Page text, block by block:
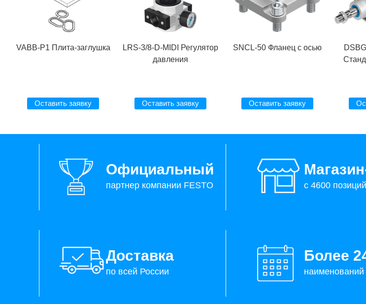
VABB-P1 Плита-заглушка
Оставить заявку
LRS-3/8-D-MIDI Регулятор
давления
Оставить заявку
SNCL-50 Фланец с осью
Оставить заявку
Официальный
партнер компании FESTO с 4600
Доставка
по всей России
Более
наименований